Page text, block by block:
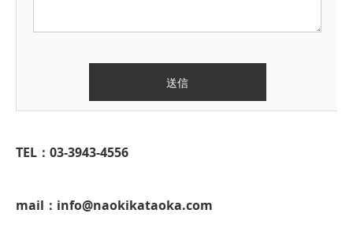
TEL：03-3943-4556
mail：info@naokikataoka.com